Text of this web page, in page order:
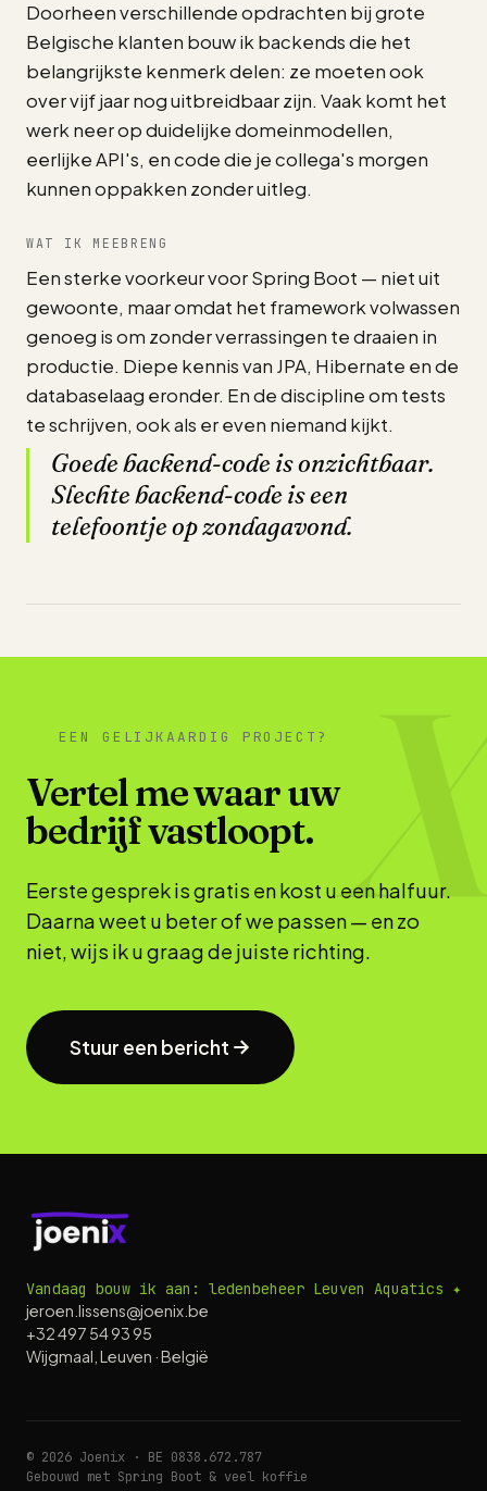
Doorheen verschillende opdrachten bij grote
Belgische klanten bouw ik backends die het
belangrijkste kenmerk delen: ze moeten ook
over vijf jaar nog uitbreidbaar zijn. Vaak komt het
werk neer op duidelijke domeinmodellen,
eerlijke API's, en code die je collega's morgen
kunnen oppakken zonder uitleg.
WAT IK MEEBRENG
Een sterke voorkeur voor Spring Boot — niet uit
gewoonte, maar omdat het framework volwassen
genoeg is om zonder verrassingen te draaien in
productie. Diepe kennis van JPA, Hibernate en de
databaselaag eronder. En de discipline om tests
te schrijven, ook als er even niemand kijkt.
Goede backend-code is onzichtbaar.
Slechte backend-code is een
telefoontje op zondagavond.
EEN GELIJKAARDIG PROJECT?
Vertel me waar uw
bedrijf vastloopt.
Eerste gesprek is gratis en kost u een halfuur.
Daarna weet u beter of we passen — en zo
niet, wijs ik u graag de juiste richting.
Stuur een bericht
Vandaag bouw ik aan: ledenbeheer Leuven Aquatics ✦
jeroen.lissens@joenix.be
+32 497 54 93 95
Wijgmaal, Leuven · België
© 2026 Joenix · BE 0838.672.787
Gebouwd met Spring Boot & veel koffie